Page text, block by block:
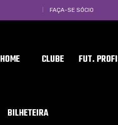
FAÇA-SE SÓCIO
HOME CLUBE FUT.
BILHETEIRA